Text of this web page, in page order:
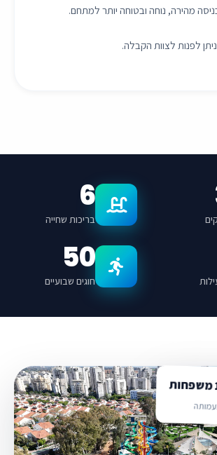
מהירה, נוחה ובטוחה יותר למתחם.
לפנות לצוות הקבלה.
6
בריכות שחייה
50
חוגים שבועיים